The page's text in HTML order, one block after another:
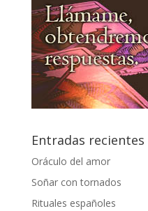
Entradas recientes
Oráculo del amor
Soñar con tornados
Rituales españoles